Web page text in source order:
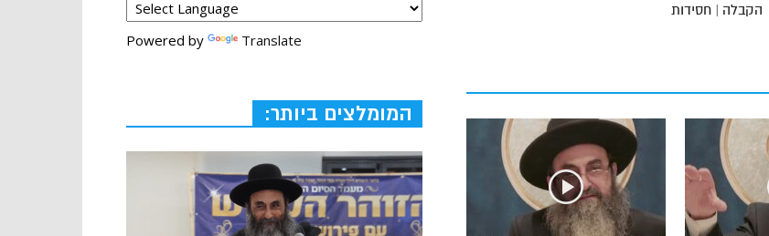
הקבלה | חסידות
Powered by Translate
המומלצים ביותר: